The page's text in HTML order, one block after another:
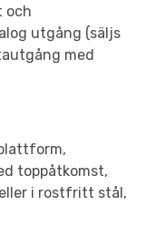
och
utgång (säljs
med
toppåtkomst,
i rostfritt stål,